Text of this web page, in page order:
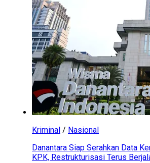
Kriminal / Nasional
Danantara Siap Serahkan Data
KPK, Restrukturisasi Terus